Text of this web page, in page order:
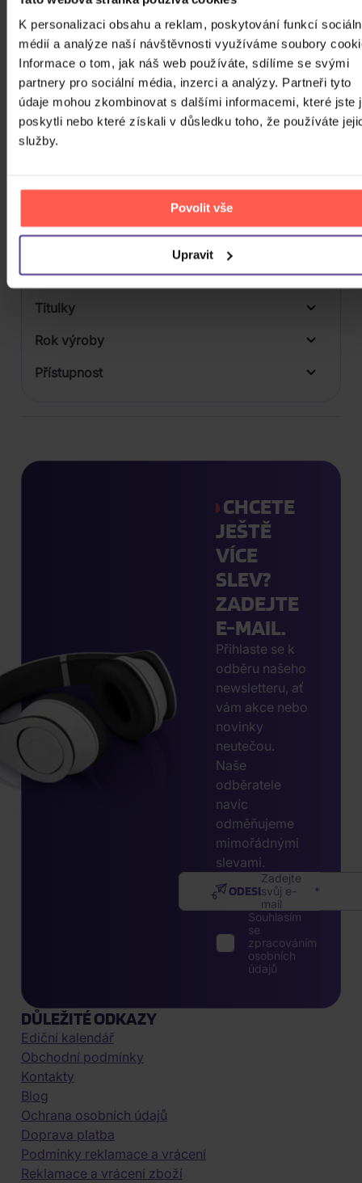
K personalizaci obsahu a reklam, poskytování funkcí
médií a analýze naší návštěvnosti využíváme soubory
Informace o tom, jak náš web používáte, sdílíme se svými
partnery pro sociální média, inzerci a analýzy. Partneři tyto
údaje mohou zkombinovat s dalšími informacemi, které jste
poskytli nebo které získali v důsledku toho, že používáte
služby.
Povolit vše
Upravit
1
Počet MC
Počet DVD
Počet BD
Počet vinyl
Počet KiT
Počet Platform Album
Zvuk
Titulky
Rok výroby
Přístupnost
CHCETE
JEŠTĚ
VÍCE
SLEV?
ZADEJTE
E-MAIL.
Přihlaste se k
odběru našeho
newsletteru, ať
vám akce nebo
novinky
neutečou.
Naše
odběratele
navíc
odměňujeme
mimořádnými
slevami.
Zadejte
svůj e-
mail
ODESLAT
Souhlasím
se
zpracováním
osobních
údajů
DŮLEŽITÉ ODKAZY
Ediční kalendář
Obchodní podmínky
Kontakty
Blog
Ochrana osobních údajů
Doprava platba
Podmínky reklamace a vrácení
Reklamace a vrácení zboží